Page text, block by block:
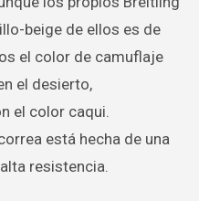
beige de ellos es de
el color de camuflaje
el desierto,
el color caqui.
está hecha de una
resistencia.